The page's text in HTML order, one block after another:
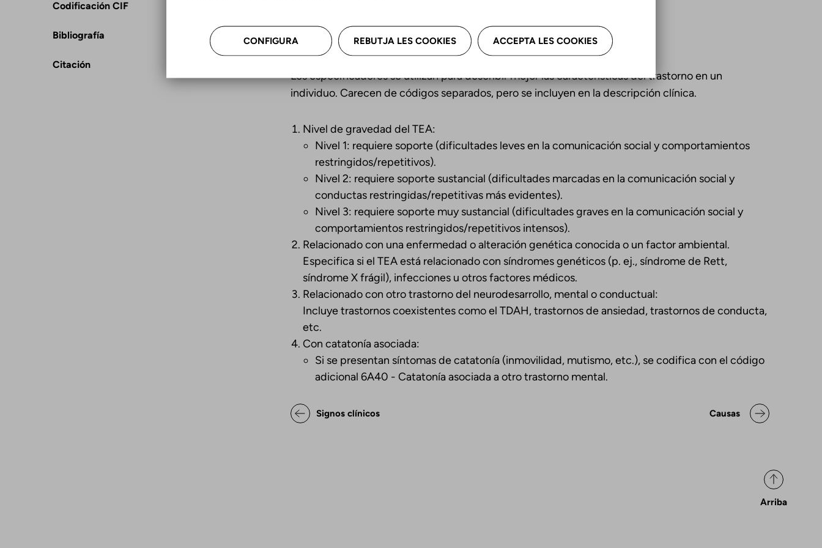
Codificación CIF
Bibliografía
Citación
Especificadores del diagnóstico del TEA
Los especificadores se utilizan para describir mejor las características del trastorno en un
individuo. Carecen de códigos separados, pero se incluyen en la descripción clínica.
Nivel de gravedad del TEA:
Nivel 1: requiere soporte (dificultades leves en la comunicación social y comportamientos
restringidos/repetitivos).
Nivel 2: requiere soporte sustancial (dificultades marcadas en la comunicación social y
conductas restringidas/repetitivas más evidentes).
Nivel 3: requiere soporte muy sustancial (dificultades graves en la comunicación social y
comportamientos restringidos/repetitivos intensos).
Relacionado con una enfermedad o alteración genética conocida o un factor ambiental.
Especifica si el TEA está relacionado con síndromes genéticos (p. ej., síndrome de Rett,
síndrome X frágil), infecciones u otros factores médicos.
Relacionado con otro trastorno del neurodesarrollo, mental o conductual:
Incluye trastornos coexistentes como el TDAH, trastornos de ansiedad, trastornos de conducta,
etc.
Con catatonía asociada:
Si se presentan síntomas de catatonía (inmovilidad, mutismo, etc.), se codifica con el código
adicional 6A40 - Catatonía asociada a otro trastorno mental.
Enlaces transversales de Book para Declaración de
Signos clínicos
Arriba
Causas
CONFIGURA REBUTJA LES COOKIES ACCEPTA LES COOKIES